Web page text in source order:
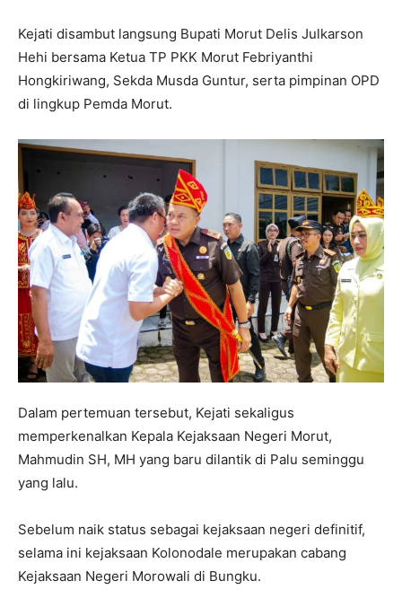
Kejati disambut langsung Bupati Morut Delis Julkarson
Hehi bersama Ketua TP PKK Morut Febriyanthi
Hongkiriwang, Sekda Musda Guntur, serta pimpinan OPD
di lingkup Pemda Morut.
Dalam pertemuan tersebut, Kejati sekaligus
memperkenalkan Kepala Kejaksaan Negeri Morut,
Mahmudin SH, MH yang baru dilantik di Palu seminggu
yang lalu.
Sebelum naik status sebagai kejaksaan negeri definitif,
selama ini kejaksaan Kolonodale merupakan cabang
Kejaksaan Negeri Morowali di Bungku.